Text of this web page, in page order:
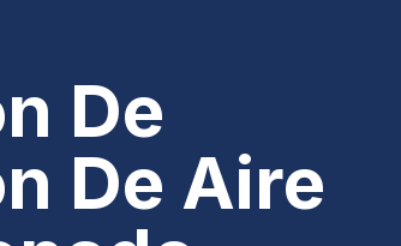
De
De Aire